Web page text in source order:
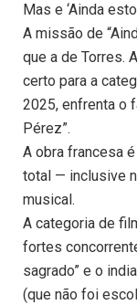
Mas e ‘Ainda
A missão de
que a de Torres.
certo para a
2025, enfrenta o
Pérez”.
A obra francesa
total — inclusive
musical.
A categoria de
fortes
sagrado” e o
(que não foi